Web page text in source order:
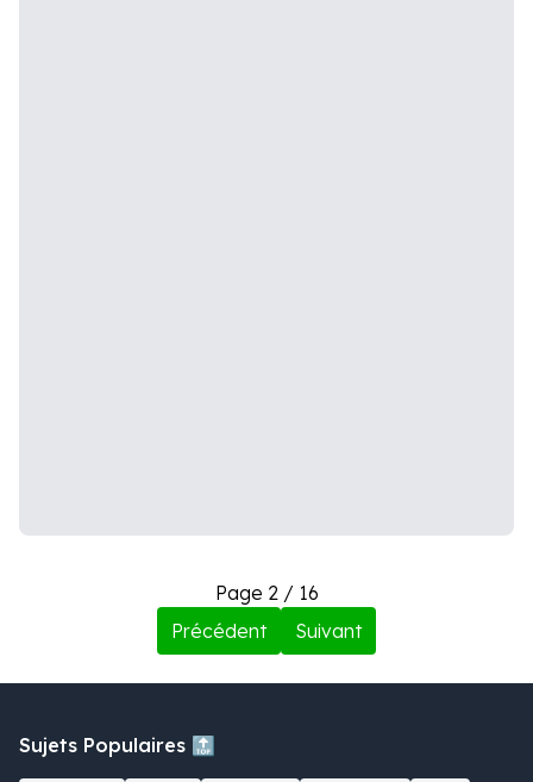
Page 2 / 16
Précédent
Suivant
Sujets Populaires 🔝